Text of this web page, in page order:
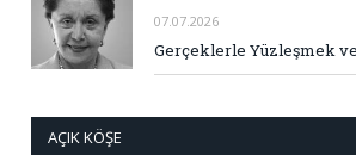
07.07.2026
Gerçeklerle Yüzleşmek
AÇIK KÖŞE